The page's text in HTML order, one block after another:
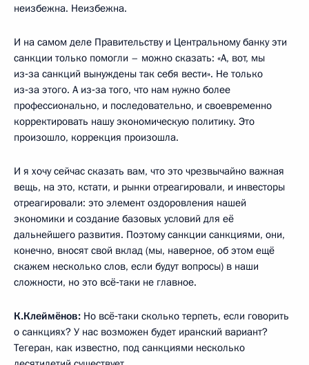
неизбежна. Неизбежна.
И на самом деле Правительству и Центральному банку эти
санкции только помогли – можно сказать: «А, вот, мы
из‑за санкций вынуждены так себя вести». Не только
из‑за этого. А из‑за того, что нам нужно более
профессионально, и последовательно, и своевременно
корректировать нашу экономическую политику. Это
произошло, коррекция произошла.
И я хочу сейчас сказать вам, что это чрезвычайно важная
вещь, на это, кстати, и рынки отреагировали, и инвесторы
отреагировали: это элемент оздоровления нашей
экономики и создание базовых условий для её
дальнейшего развития. Поэтому санкции санкциями, они,
конечно, вносят свой вклад (мы, наверное, об этом ещё
скажем несколько слов, если будут вопросы) в наши
сложности, но это всё‑таки не главное.
К.Клеймёнов: Но всё‑таки сколько терпеть, если говорить
о санкциях? У нас возможен будет иранский вариант?
Тегеран, как известно, под санкциями несколько